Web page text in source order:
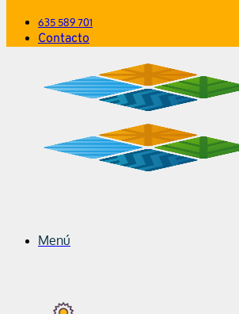
635 589 701
Contacto
Menú